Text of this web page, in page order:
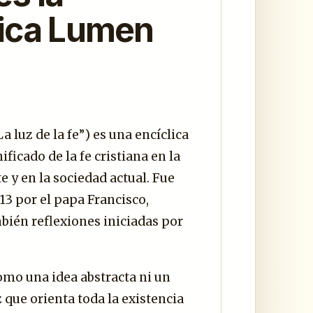
Lumen
luz de la fe”) es una encíclica
de la fe cristiana en la
y en la sociedad actual. Fue
por el papa Francisco,
reflexiones iniciadas por
una idea abstracta ni un
orienta toda la existencia